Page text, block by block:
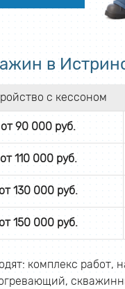
в
с кессоном
от 90 000 руб.
от 110 000 руб.
от 130 000 руб.
от 150 000 руб.
комплекс